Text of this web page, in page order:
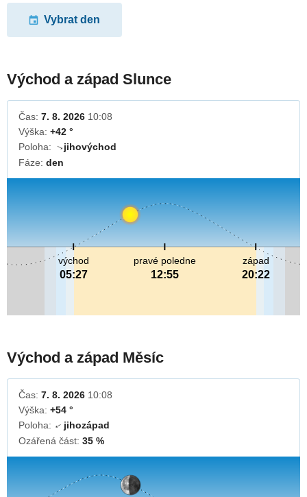
Vybrat den
Východ a západ Slunce
Čas: 7. 8. 2026 10:08
Výška: +42 °
Poloha:
↓jihovýchod
Fáze: den
pravé poledne
12:55
východ
05:27
západ
20:22
Východ a západ Měsíc
Čas: 7. 8. 2026 10:08
Výška: +54 °
Poloha: ↓jihozápad
Ozářená část: 35 %